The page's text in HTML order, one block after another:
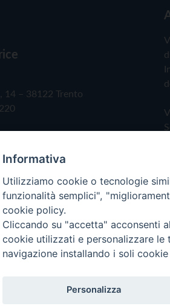
14 – 38122 Trento
Tutti i diritti riservati - Vita
Informativa
Utilizziamo cookie o tecnologie
funzionalità semplici",
cookie policy.
Cliccando su "accetta" acconsenti
cookie utilizzati e personalizzare
navigazione installando i soli
Personalizza